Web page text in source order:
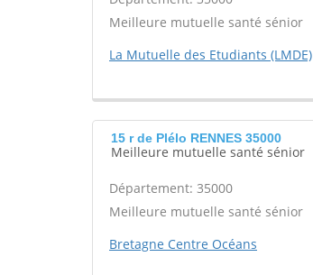
Meilleure mutuelle santé sénior
La Mutuelle des Etudiants (LMDE)
15 r de Plélo RENNES 35000
Meilleure mutuelle santé sénior
Département: 35000
Meilleure mutuelle santé sénior
Bretagne Centre Océans